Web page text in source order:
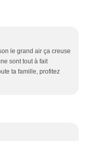
le grand air ça creuse
sont tout à fait
ta famille, profitez